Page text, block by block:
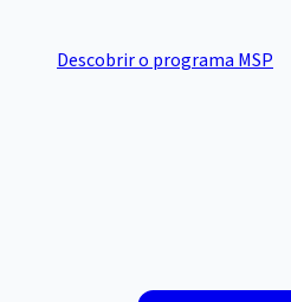
Descobrir o programa MSP